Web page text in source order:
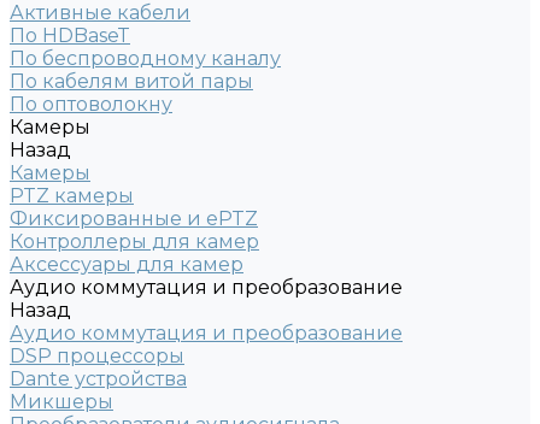
Активные кабели
По HDBaseT
По беспроводному каналу
По кабелям витой пары
По оптоволокну
Камеры
Назад
Камеры
PTZ камеры
Фиксированные и ePTZ
Контроллеры для камер
Аксессуары для камер
Аудио коммутация и преобразование
Назад
Аудио коммутация и преобразование
DSP процессоры
Dante устройства
Микшеры